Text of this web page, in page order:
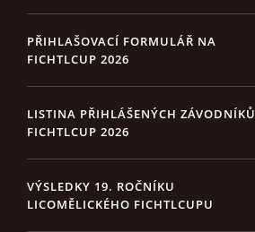
PŘIHLAŠOVACÍ FORMULÁŘ NA
FICHTLCUP 2026
LISTINA PŘIHLÁŠENÝCH ZÁVODNÍKŮ
FICHTLCUP 2026
VÝSLEDKY 19. ROČNÍKU
LICOMĚLICKÉHO FICHTLCUPU